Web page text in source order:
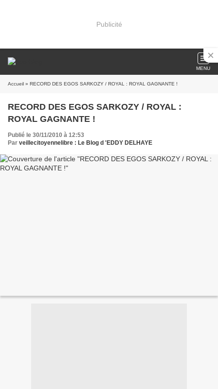
Publicité
MENU
Accueil » RECORD DES EGOS SARKOZY / ROYAL : ROYAL GAGNANTE !
RECORD DES EGOS SARKOZY / ROYAL :
ROYAL GAGNANTE !
Publié le 30/11/2010 à 12:53
Par veillecitoyennelibre : Le Blog d 'EDDY DELHAYE